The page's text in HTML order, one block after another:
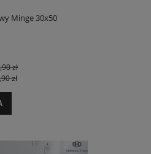
Minge 30x50
zł
zł